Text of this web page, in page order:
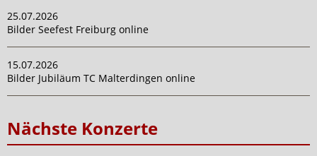
25.07.2026
Bilder Seefest Freiburg online
15.07.2026
Bilder Jubiläum TC Malterdingen online
Nächste Konzerte